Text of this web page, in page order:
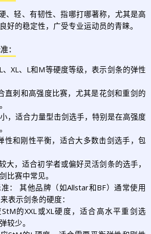
、轻、有韧性、指哪打哪著称，尤其是高
好的稳定性，广受专业运动员的青睐。
：
、XL、L和M等硬度等级，表示剑条的弹性
直刺和高强度比赛，尤其是花剑和重剑的
，适合力量型击剑选手，特别是在高强度
性和刚性平衡，适合大多数击剑选手，包
大，适合初学者或偏好灵活剑条的选手，
比赛中常见。
： 其他品牌（如Allstar和BF）通常使用
表示剑条的硬度：
StM的XXL或XL硬度，适合高水平重剑选
较少。